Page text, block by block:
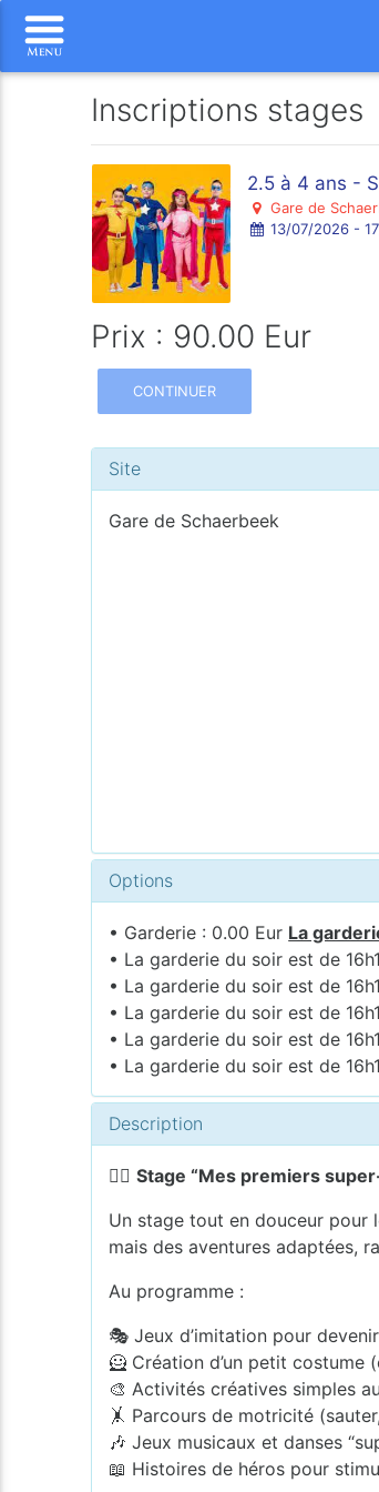
Inscriptions stages
2.5 à 4 ans -
Gare de
13/07/2026 -
Prix : 90.00 Eur
CONTINUER
Site
Gare de Schaerbeek
Options
• Garderie : 0.00 Eur La
• La garderie du soir est de
• La garderie du soir est de
• La garderie du soir est de
• La garderie du soir est de
• La garderie du soir est de
Description
🦸‍♀️Stage “Mes premiers
Un stage tout en douceur pour
mais des aventures adaptées,
Au programme :
🎭 Jeux d’imitation pour
🦸 Création d’un petit costume
🎨 Activités créatives simples
🤸 Parcours de motricité
🎶 Jeux musicaux et danses
📖 Histoires de héros pour